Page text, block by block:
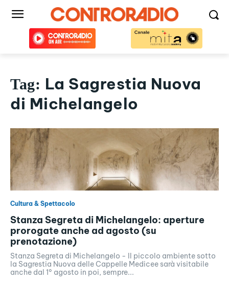
Tag: La Sagrestia Nuova
di Michelangelo
Cultura & Spettacolo
Stanza Segreta di Michelangelo: aperture
prorogate anche ad agosto (su
prenotazione)
Stanza Segreta di Michelangelo - Il piccolo ambiente sotto
la Sagrestia Nuova delle Cappelle Medicee sarà visitabile
anche dal 1° agosto in poi, sempre...